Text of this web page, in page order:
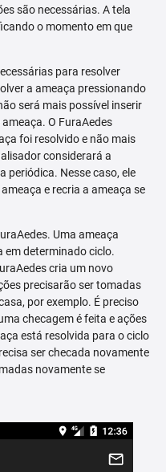
são necessárias. A tela
o momento em que
para resolver
a ameaça pressionando
será mais possível inserir
O FuraAedes
foi resolvido e não mais
considerará a
periódica. Nesse caso, ele
e recria a ameaça se
Uma ameaça
em determinado ciclo.
cria um novo
precisarão ser tomadas
por exemplo. É preciso
checagem é feita e ações
está resolvida para o ciclo
ser checada novamente
novamente se